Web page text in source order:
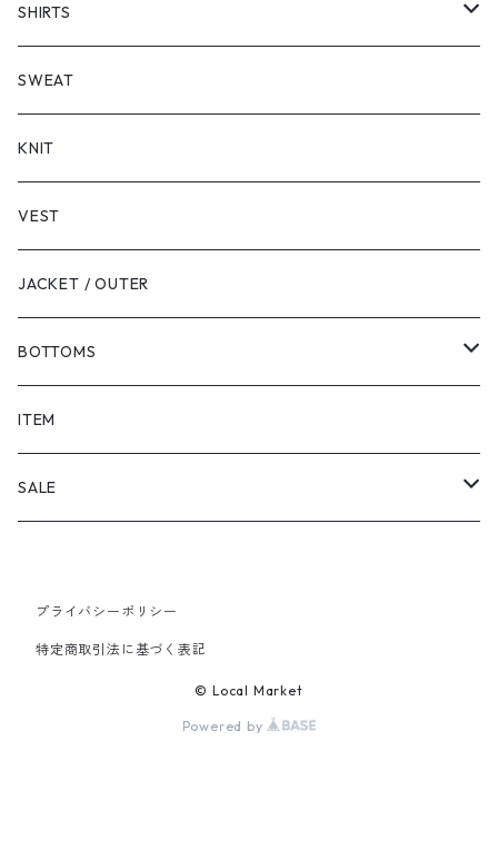
SHORT SLEEVE
LONG SLEEVE
SHIRTS
SHORT SLEEVE
LONG SLEEVE
SWEAT
KNIT
VEST
JACKET / OUTER
BOTTOMS
SHORTS
PANTS
ITEM
SALE
PANTS
プライバシーポリシー
特定商取引法に基づく表記
© Local Market
Powered by